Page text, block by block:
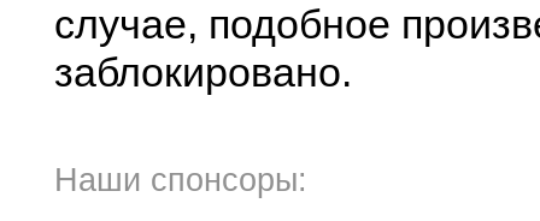
случае, подобное
заблокировано.
Наши спонсоры: